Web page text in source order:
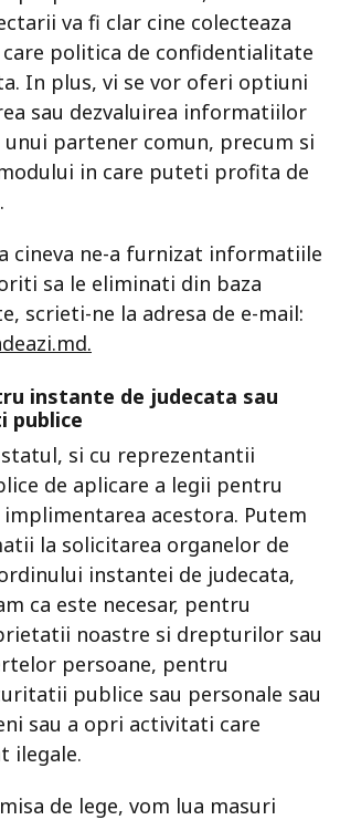
va fi clar cine colecteaza
politica de confidentialitate
In plus, vi se vor oferi optiuni
sau dezvaluirea informatiilor
unui partener comun, precum si
in care puteti profita de
cineva ne-a furnizat informatiile
sa le eliminati din baza
scrieti-ne la adresa de e-mail:
.
instante de judecata sau
publice
si cu reprezentantii
de aplicare a legii pentru
acestora. Putem
la solicitarea organelor de
instantei de judecata,
ca este necesar, pentru
noastre si drepturilor sau
persoane, pentru
publice sau personale sau
sau a opri activitati care
ilegale.
de lege, vom lua masuri